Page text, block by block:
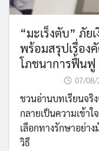
“มะเร็งตับ” ภั
พร้อมสรุปเรื่อง
โภชนาการฟื้นฟู
07/08/
ชวนอ่านบทเรียนจริ
กลายเป็นความเข้า
เลือกทางรักษาอย่า
วิธี